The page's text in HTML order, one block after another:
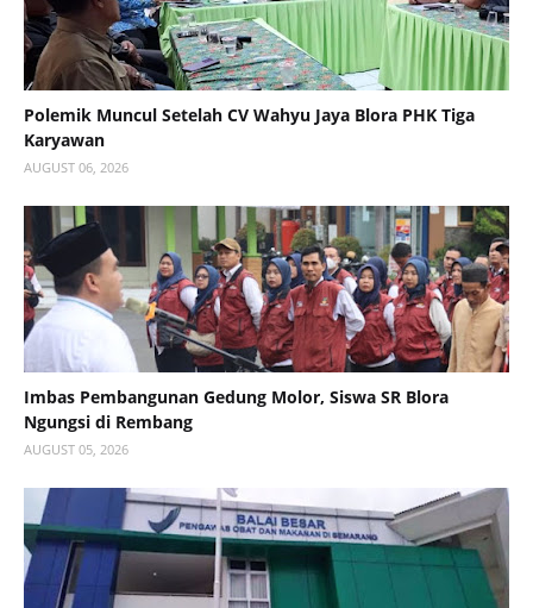
Polemik Muncul Setelah CV Wahyu Jaya Blora PHK Tiga
Karyawan
AUGUST 06, 2026
Imbas Pembangunan Gedung Molor, Siswa SR Blora
Ngungsi di Rembang
AUGUST 05, 2026